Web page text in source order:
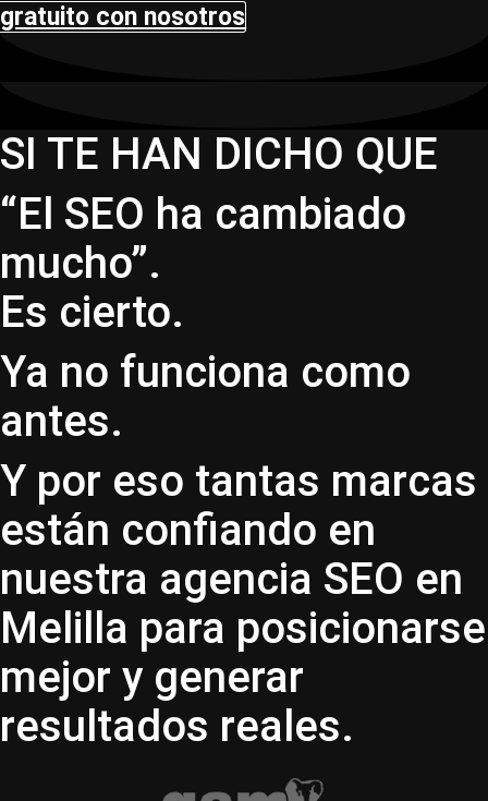
gratuito con nosotros
SI TE HAN DICHO QUE
“El SEO ha cambiado
mucho”.
Es cierto.
Ya no funciona como
antes.
Y por eso tantas marcas
están confiando en
nuestra agencia SEO en
Melilla para posicionarse
mejor y generar
resultados reales.